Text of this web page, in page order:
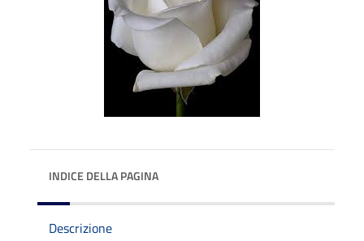
INDICE DELLA PAGINA
Descrizione